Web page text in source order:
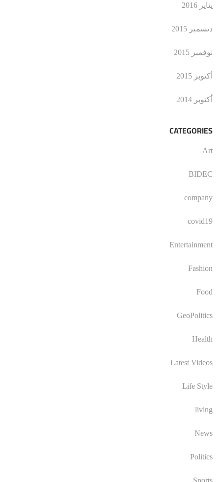
يناير 2016
ديسمبر 2015
نوفمبر 2015
أكتوبر 2015
أكتوبر 2014
CATEGORIES
Art
BIDEC
company
covid19
Entertainment
Fashion
Food
GeoPolitics
Health
Latest Videos
Life Style
living
News
Politics